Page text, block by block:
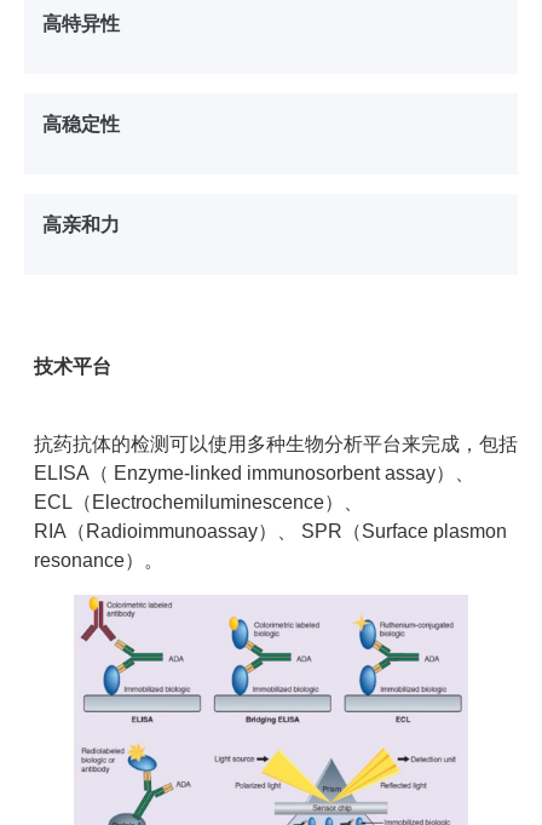
高特异性
高稳定性
高亲和力
技术平台
抗药抗体的检测可以使用多种生物分析平台来完成，包括
ELISA（ Enzyme-linked immunosorbent assay）、
ECL（Electrochemiluminescence）、
RIA（Radioimmunoassay）、 SPR（Surface plasmon
resonance）。